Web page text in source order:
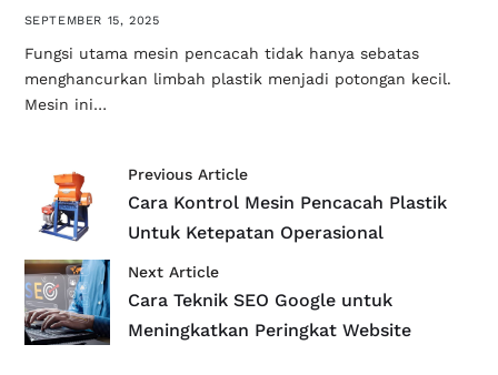
SEPTEMBER 15, 2025
Fungsi utama mesin pencacah tidak hanya sebatas
menghancurkan limbah plastik menjadi potongan kecil.
Mesin ini…
Previous Article
Cara Kontrol Mesin Pencacah Plastik
Untuk Ketepatan Operasional
Next Article
Cara Teknik SEO Google untuk
Meningkatkan Peringkat Website